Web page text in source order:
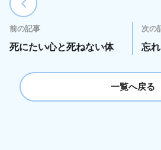
前の記事
死にたい心と死ねない体
次の
忘
一覧へ戻る